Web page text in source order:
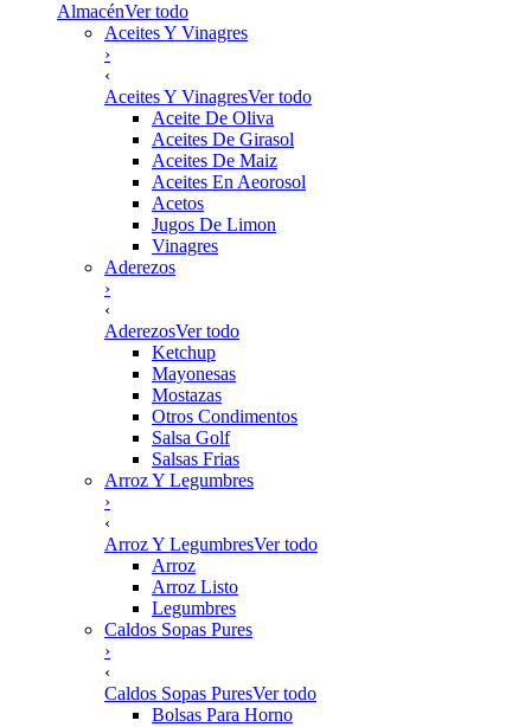
AlmacénVer todo
Aceites Y Vinagres
›
‹
Aceites Y VinagresVer todo
Aceite De Oliva
Aceites De Girasol
Aceites De Maiz
Aceites En Aeorosol
Acetos
Jugos De Limon
Vinagres
Aderezos
›
‹
AderezosVer todo
Ketchup
Mayonesas
Mostazas
Otros Condimentos
Salsa Golf
Salsas Frias
Arroz Y Legumbres
›
‹
Arroz Y LegumbresVer todo
Arroz
Arroz Listo
Legumbres
Caldos Sopas Pures
›
‹
Caldos Sopas PuresVer todo
Bolsas Para Horno